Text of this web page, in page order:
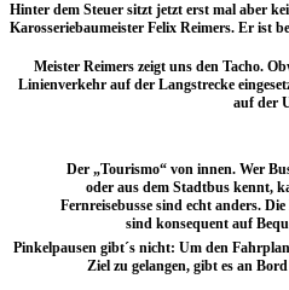
Hinter dem Steuer sitzt jetzt erst mal aber
Karosseriebaumeister Felix Reimers. Er ist
Meister Reimers zeigt uns den Tacho.
Linienverkehr auf der Langstrecke
auf der
Der „Tourismo“ von innen. Wer
oder aus dem Stadtbus kennt,
Fernreisebusse sind echt anders.
sind konsequent auf
Pinkelpausen gibt´s nicht: Um den
Ziel zu gelangen, gibt es an